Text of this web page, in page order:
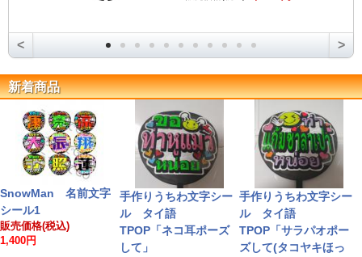
< >
新着商品
SnowMan 名前文字
シール1
販売価格(税込)
1,400円
手作りうちわ文字シー
ル タイ語
TPOP「ネコ耳ポーズ
して」
手作りうちわ文字シー
ル タイ語
TPOP「サラパオポー
ズして(タコヤキほっ